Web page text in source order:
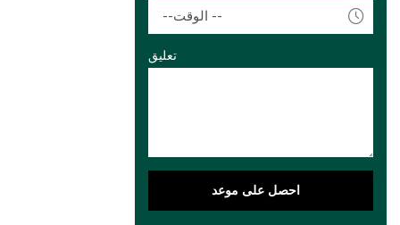
--الوقت --
تعليق
احصل على موعد